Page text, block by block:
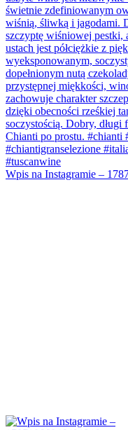
Wpis na Instagramie –